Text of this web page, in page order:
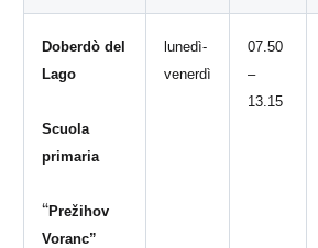
Doberdò del
Lago
Scuola
primaria
“Prežihov
Voranc”
lunedì-
venerdì
07.50
–
13.15